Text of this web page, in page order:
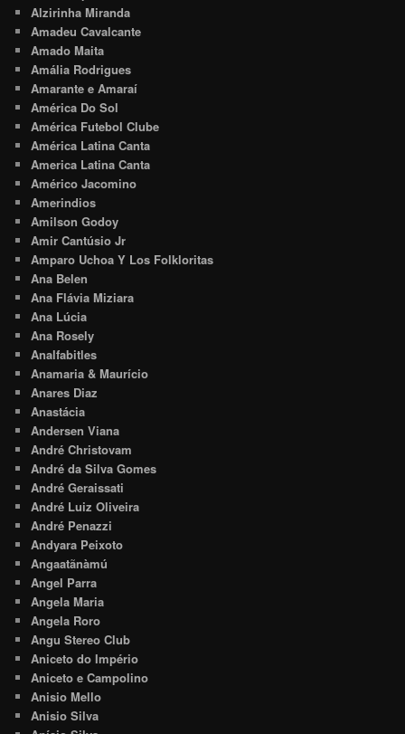
Alzirinha Miranda
Amadeu Cavalcante
Amado Maita
Amália Rodrigues
Amarante e Amaraí
América Do Sol
América Futebol Clube
América Latina Canta
America Latina Canta
Américo Jacomino
Amerindios
Amilson Godoy
Amir Cantúsio Jr
Amparo Uchoa Y Los Folkloritas
Ana Belen
Ana Flávia Miziara
Ana Lúcia
Ana Rosely
Analfabitles
Anamaria & Maurício
Anares Diaz
Anastácia
Andersen Viana
André Christovam
André da Silva Gomes
André Geraissati
André Luiz Oliveira
André Penazzi
Andyara Peixoto
Angaatãnàmú
Angel Parra
Angela Maria
Angela Roro
Angu Stereo Club
Aniceto do Império
Aniceto e Campolino
Anisio Mello
Anisio Silva